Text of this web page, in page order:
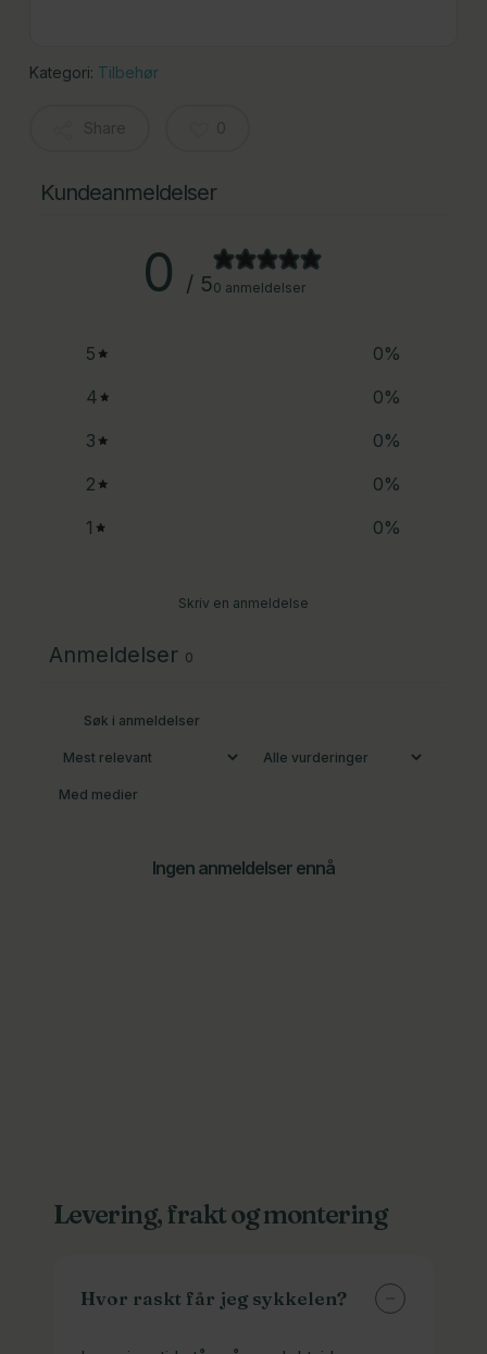
Kategori: Tilbehør
Kundeanmeldelser
0 / 50 anmeldelser
5 0%
4
0%
3
0%
2
0%
1
0%
Skriv en anmeldelse
Anmeldelser 0
Med medier
Ingen anmeldelser ennå
Levering, frakt og montering
Hvor raskt får jeg sykkelen?